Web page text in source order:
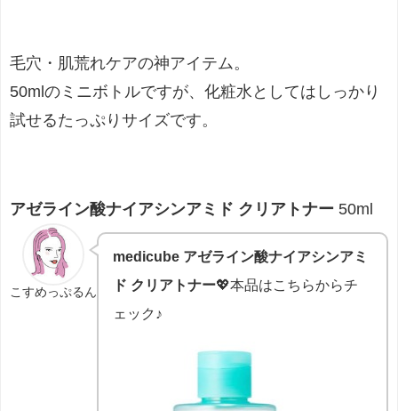
毛穴・肌荒れケアの神アイテム。
50mlのミニボトルですが、化粧水としてはしっかり
試せるたっぷりサイズです。
アゼライン酸ナイアシンアミド クリアトナー 50ml
こすめっぷるん
medicube アゼライン酸ナイアシンアミ
ド クリアトナー💖本品はこちらからチ
ェック♪